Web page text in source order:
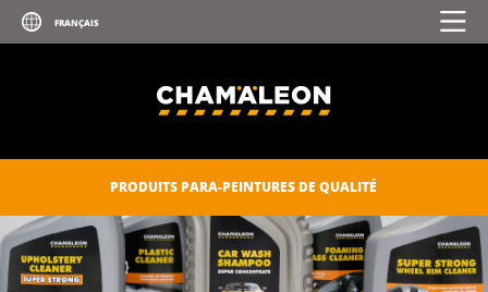
PRODUITS PARA-PEINTURES DE QUALITÉ
VERNIS PRO
MASTICS D'ÉTANCHEITÉ
CONSOMMABLES